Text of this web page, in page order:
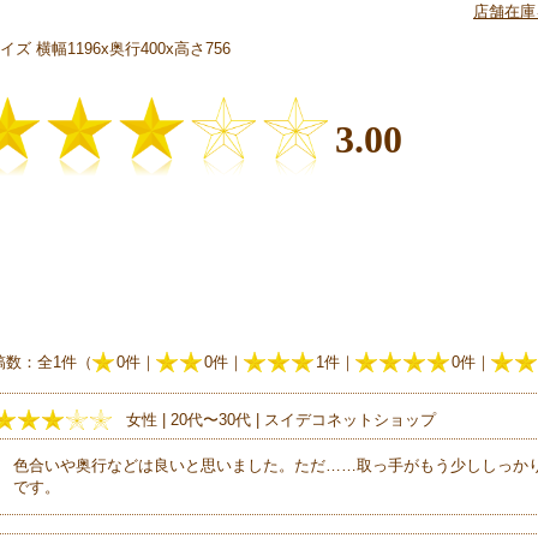
店舗在
ズ 横幅1196x奥行400x高さ756
3.00
数：全1件（ 0件｜ 0件｜ 1件｜ 0件｜
女性 | 20代〜30代 | スイデコネットショップ
色合いや奥行などは良いと思いました。ただ……取っ手がもう少ししっか
です。